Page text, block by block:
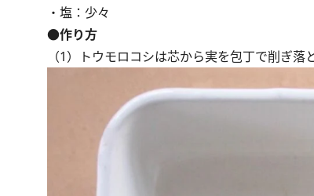
・塩：少々
●作り方
（1）トウモロコシは芯から実を包丁で削ぎ落